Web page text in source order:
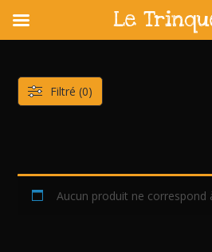
content
Aucun produit ne correspond
Filtré (0)
Le